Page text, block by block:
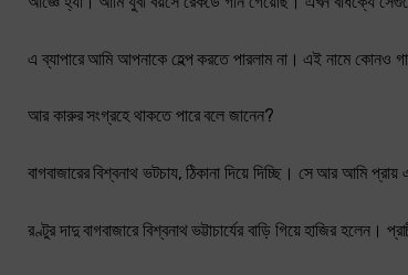
এ ব্যাপারে আমি আপনাকে হেল্প করতে পারলাম না। এই নামে কোনও
আর কারুর সংগ্রহে থাকতে পারে বলে জানেন?
বাগবাজারের বিশ্বনাথ ভটচায, ঠিকানা দিয়ে দিচ্ছি। সে আর আমি
রণ্টুর দাদু বাগবাজারে বিশ্বনাথ ভট্টাচার্যের বাড়ি গিয়ে হাজির হলেন।